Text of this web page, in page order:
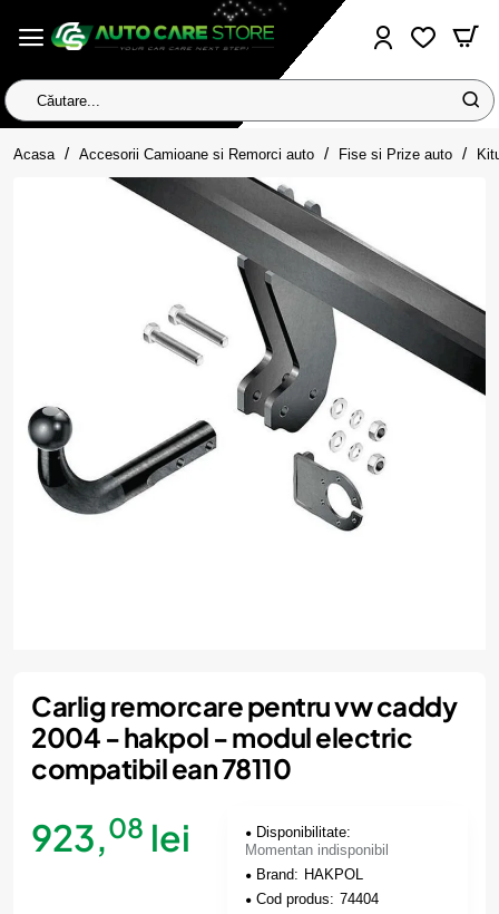
Căutare...
Acasa homeAccesorii Camioane si Remorci auto Fise si Prize auto
Momentan indisponibil
Carlig remorcare pentru vw caddy
2004 - hakpol - modul electric
compatibil ean 78110
923,08 lei
Disponibilitate:
Momentan indisponibil
Brand: HAKPOL
Cod produs: 74404